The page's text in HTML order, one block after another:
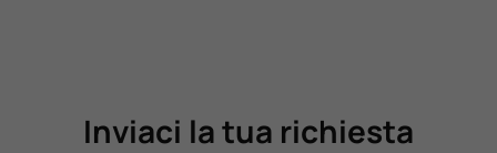
Inviaci la tua richiesta